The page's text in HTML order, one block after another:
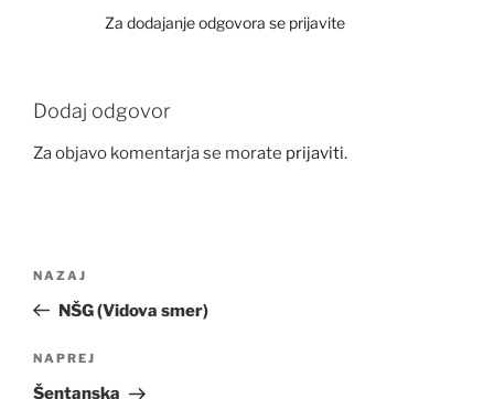
Za dodajanje odgovora se prijavite
Dodaj odgovor
Za objavo komentarja se morate prijaviti.
prispevka
Prejšnji
prispevek
NAZAJ
NŠG (Vidova smer)
Naslednji
prispevek
NAPREJ
Šentanska